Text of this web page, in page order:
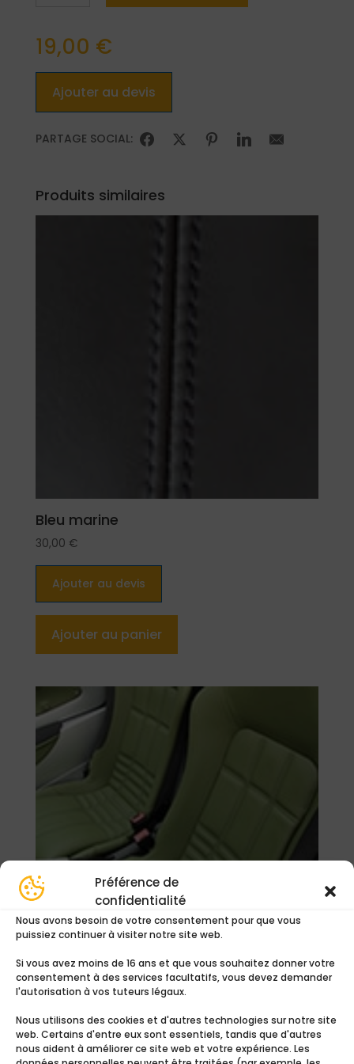
Préférence de
confidentialité
Nous avons besoin de votre consentement pour que vous
puissiez continuer à visiter notre site web.
Si vous avez moins de 16 ans et que vous souhaitez donner votre
consentement à des services facultatifs, vous devez demander
l'autorisation à vos tuteurs légaux.
Nous utilisons des cookies et d'autres technologies sur notre site
web. Certains d'entre eux sont essentiels, tandis que d'autres
nous aident à améliorer ce site web et votre expérience. Les
19,00 €
Ajouter au devis
PARTAGE SOCIAL:
Produits similaires
Bleu marine
30,00 €
Ajouter au devis
Ajouter au panier
Type Probax Convergent
29,00€
Ajouter au devis